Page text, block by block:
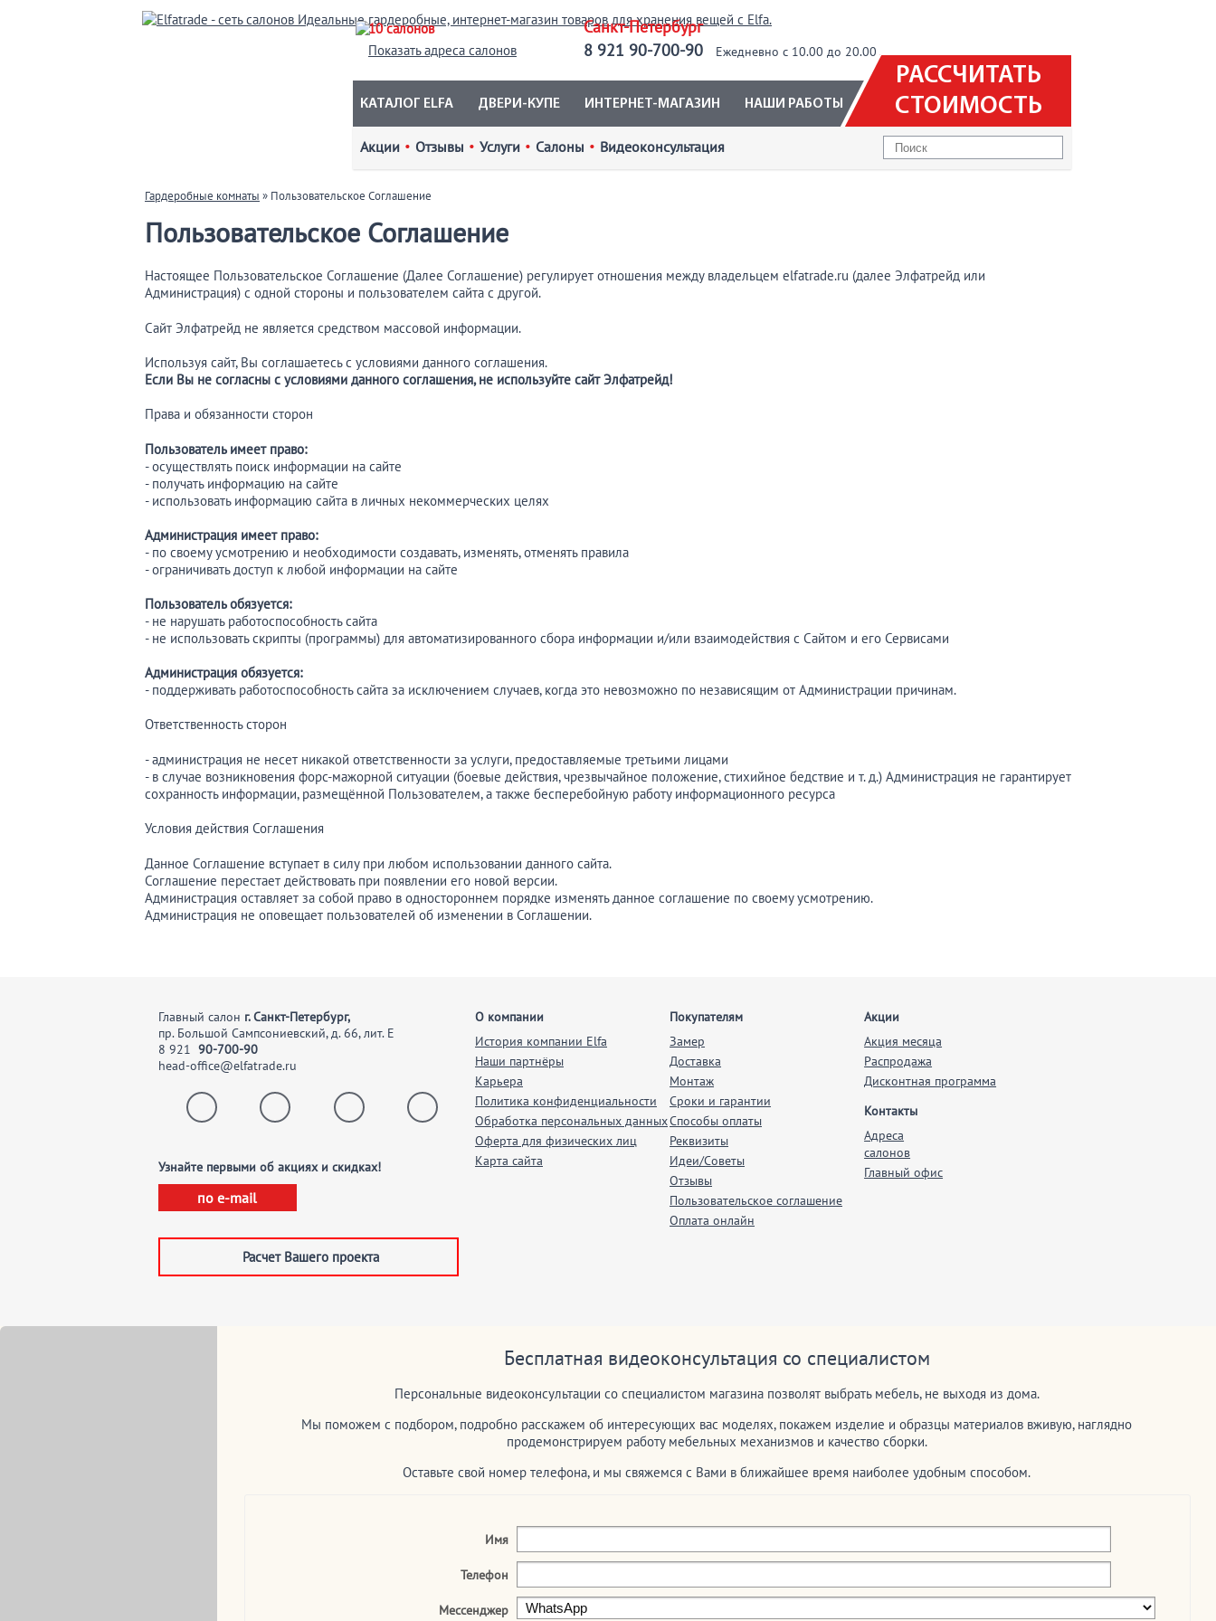
10 салонов
Показать адреса салонов
Санкт-Петербург
8 921 90-700-90
Ежедневно с 10.00 до 20.00
КАТАЛОГ ELFA ДВЕРИ-КУПЕ ИНТЕРНЕТ-МАГАЗИН НАШИ РАБОТЫ
РАССЧИТАТЬ
СТОИМОСТЬ
Акции • Отзывы • Услуги • Салоны • Видеоконсультация
Гардеробные комнаты » Пользовательское Соглашение
Пользовательское Соглашение
Настоящее Пользовательское Соглашение (Далее Соглашение) регулирует отношения между владельцем elfatrade.ru (далее Элфатрейд или
Администрация) с одной стороны и пользователем сайта с другой.
Сайт Элфатрейд не является средством массовой информации.
Используя сайт, Вы соглашаетесь с условиями данного соглашения.
Если Вы не согласны с условиями данного соглашения, не используйте сайт Элфатрейд!
Права и обязанности сторон
Пользователь имеет право:
- осуществлять поиск информации на сайте
- получать информацию на сайте
- использовать информацию сайта в личных некоммерческих целях
Администрация имеет право:
- по своему усмотрению и необходимости создавать, изменять, отменять правила
- ограничивать доступ к любой информации на сайте
Пользователь обязуется:
- не нарушать работоспособность сайта
- не использовать скрипты (программы) для автоматизированного сбора информации и/или взаимодействия с Сайтом и его Сервисами
Администрация обязуется:
- поддерживать работоспособность сайта за исключением случаев, когда это невозможно по независящим от Администрации причинам.
Ответственность сторон
- администрация не несет никакой ответственности за услуги, предоставляемые третьими лицами
- в случае возникновения форс-мажорной ситуации (боевые действия, чрезвычайное положение, стихийное бедствие и т. д.) Администрация не гарантирует
сохранность информации, размещённой Пользователем, а также бесперебойную работу информационного ресурса
Условия действия Соглашения
Данное Соглашение вступает в силу при любом использовании данного сайта.
Соглашение перестает действовать при появлении его новой версии.
Администрация оставляет за собой право в одностороннем порядке изменять данное соглашение по своему усмотрению.
Администрация не оповещает пользователей об изменении в Соглашении.
Главный салон г. Санкт-Петербург,
пр. Большой Сампсониевский, д. 66, лит. Е
8 921 90-700-90
head-office@elfatrade.ru
Узнайте первыми об акциях и скидках!
по e-mail
Расчет Вашего проекта
О компании
История компании Elfa
Наши партнёры
Карьера
Политика конфиденциальности
Обработка персональных данных
Оферта для физических лиц
Карта сайта
Покупателям
Замер
Доставка
Монтаж
Сроки и гарантии
Способы оплаты
Реквизиты
Идеи/Советы
Отзывы
Пользовательское соглашение
Оплата онлайн
Акции
Акция месяца
Распродажа
Дисконтная программа
Контакты
Адреса
салонов
Главный офис
Бесплатная видеоконсультация со специалистом
Персональные видеоконсультации со специалистом магазина позволят выбрать мебель, не выходя из дома.
Мы поможем с подбором, подробно расскажем об интересующих вас моделях, покажем изделие и образцы материалов вживую, наглядно
продемонстрируем работу мебельных механизмов и качество сборки.
Оставьте свой номер телефона, и мы свяжемся с Вами в ближайшее время наиболее удобным способом.
Имя
Телефон
Мессенджер